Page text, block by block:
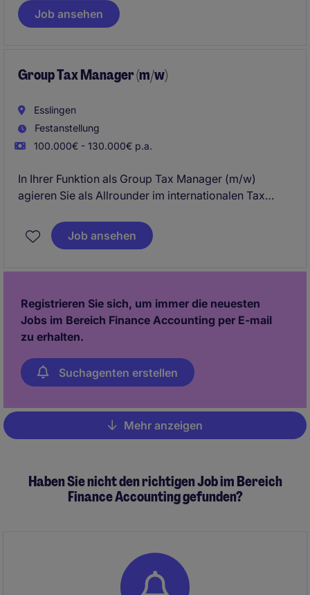
als Senior Controller (m/w/d) SAP Processes die
Möglichkeit, Standards und Abläufe weltweit zu
Job ansehen
Group Tax Manager (m/w)
Esslingen
Festanstellung
100.000€ - 130.000€ p.a.
In Ihrer Funktion als Group Tax Manager (m/w)
agieren Sie als Allrounder im internationalen Tax
Als Stabstelle arbeiten Sie direkt mit dem CFO
Job ansehen
Registrieren Sie sich, um immer die neuesten
Jobs im Bereich Finance Accounting per E-mail
zu erhalten.
Suchagenten erstellen
Pagination
Mehr anzeigen
Haben Sie nicht den richtigen Job im Bereich
Finance Accounting gefunden?